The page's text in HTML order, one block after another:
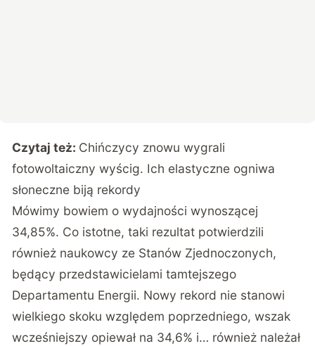
Czytaj też: Chińczycy znowu wygrali
fotowoltaiczny wyścig. Ich elastyczne ogniwa
słoneczne biją rekordy
Mówimy bowiem o wydajności wynoszącej
34,85%. Co istotne, taki rezultat potwierdzili
również naukowcy ze Stanów Zjednoczonych,
będący przedstawicielami tamtejszego
Departamentu Energii. Nowy rekord nie stanowi
wielkiego skoku względem poprzedniego, wszak
wcześniejszy opiewał na 34,6% i… również należał